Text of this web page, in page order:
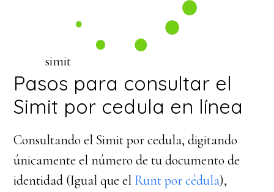
simit
Pasos para consultar el
Simit por cedula en línea
Consultando el Simit por cedula, digitando
únicamente el número de tu documento de
identidad (Igual que el Runt por cédula),